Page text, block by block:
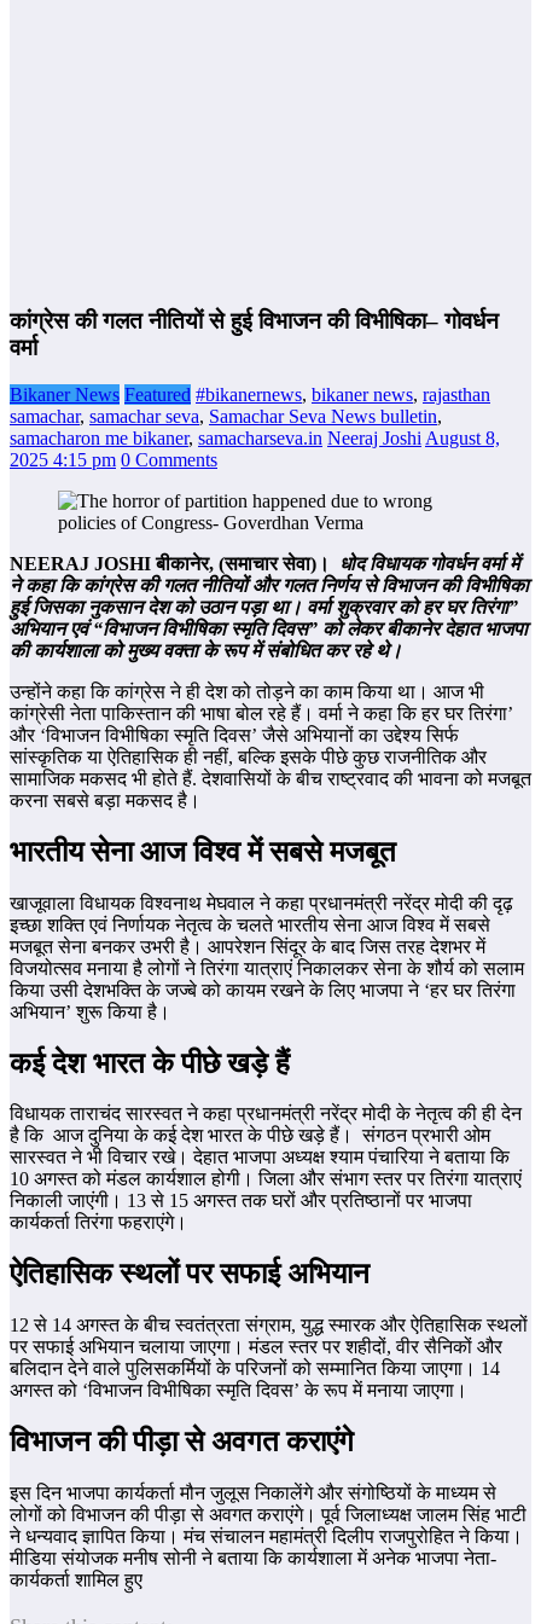
कांग्रेस की गलत नीतियों से हुई विभाजन की विभीषिका– गोवर्धन
वर्मा
Bikaner News Featured #bikanernews, bikaner news, rajasthan
samachar, samachar seva, Samachar Seva News bulletin,
samacharon me bikaner, samacharseva.in Neeraj Joshi August 8,
2025 4:15 pm 0 Comments
NEERAJ JOSHIबीकानेर, (समाचार सेवा) ।
धोद विधायक गोवर्धन वर्मा में
ने कहा कि कांग्रेस की गलत नीतियों और गलत निर्णय से विभाजन की विभीषिका
हुई जिसका नुकसान देश को उठान पड़ा था। वर्मा शुक्रवार को हर घर तिरंगा”
अभियान एवं “विभाजन विभीषिका स्मृति दिवस” को लेकर बीकानेर देहात भाजपा
की कार्यशाला को मुख्‍य वक्‍ता के रूप में संबोधित कर रहे थे।
उन्‍होंने कहा कि कांग्रेस ने ही देश को तोड़ने का काम किया था। आज भी
कांग्रेसी नेता पाकिस्तान की भाषा बोल रहे हैं। वर्मा ने कहा कि हर घर तिरंगा’
और ‘विभाजन विभीषिका स्मृति दिवस’ जैसे अभियानों का उद्देश्य सिर्फ
सांस्कृतिक या ऐतिहासिक ही नहीं, बल्कि इसके पीछे कुछ राजनीतिक और
सामाजिक मकसद भी होते हैं. देशवासियों के बीच राष्ट्रवाद की भावना को मजबूत
करना सबसे बड़ा मकसद है।
भारतीय सेना आज विश्व में सबसे मजबूत
खाजूवाला विधायक विश्वनाथ मेघवाल ने कहा प्रधानमंत्री नरेंद्र मोदी की दृढ़
इच्छा शक्ति एवं निर्णायक नेतृत्व के चलते भारतीय सेना आज विश्व में सबसे
मजबूत सेना बनकर उभरी है। आपरेशन सिंदूर के बाद जिस तरह देशभर में
विजयोत्सव मनाया है लोगों ने तिरंगा यात्राएं निकालकर सेना के शौर्य को सलाम
किया उसी देशभक्ति के जज्बे को कायम रखने के लिए भाजपा ने ‘हर घर तिरंगा
अभियान’ शुरू किया है।
कई देश भारत के पीछे खड़े हैं
विधायक ताराचंद सारस्वत ने कहा प्रधानमंत्री नरेंद्र मोदी के नेतृत्व की ही देन
है कि आज दुनिया के कई देश भारत के पीछे खड़े हैं। संगठन प्रभारी ओम
सारस्वत ने भी विचार रखे। देहात भाजपा अध्‍यक्ष श्याम पंचारिया ने बताया कि
10 अगस्त को मंडल कार्यशाल होगी। जिला और संभाग स्तर पर तिरंगा यात्राएं
निकाली जाएंगी। 13 से 15 अगस्त तक घरों और प्रतिष्ठानों पर भाजपा
कार्यकर्ता तिरंगा फहराएंगे।
ऐतिहासिक स्थलों पर सफाई अभियान
12 से 14 अगस्त के बीच स्वतंत्रता संग्राम, युद्ध स्मारक और ऐतिहासिक स्थलों
पर सफाई अभियान चलाया जाएगा। मंडल स्तर पर शहीदों, वीर सैनिकों और
बलिदान देने वाले पुलिसकर्मियों के परिजनों को सम्मानित किया जाएगा। 14
अगस्त को ‘विभाजन विभीषिका स्मृति दिवस’ के रूप में मनाया जाएगा।
विभाजन की पीड़ा से अवगत कराएंगे
इस दिन भाजपा कार्यकर्ता मौन जुलूस निकालेंगे और संगोष्ठियों के माध्यम से
लोगों को विभाजन की पीड़ा से अवगत कराएंगे। पूर्व जिलाध्यक्ष जालम सिंह भाटी
ने धन्यवाद ज्ञापित किया। मंच संचालन महामंत्री दिलीप राजपुरोहित ने किया।
मीडिया संयोजक मनीष सोनी ने बताया कि कार्यशाला में अनेक भाजपा नेता-
कार्यकर्ता शामिल हुए